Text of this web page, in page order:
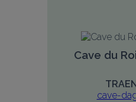
Cave du
cave-